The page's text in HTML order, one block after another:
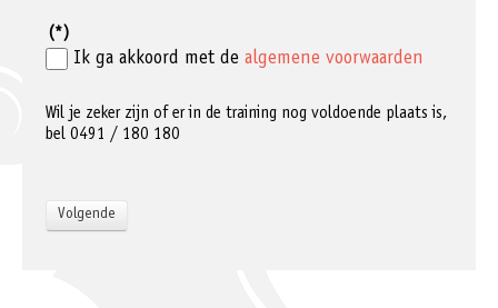
(*)
Ik ga akkoord met de algemene voorwaarden
Wil je zeker zijn of er in de training nog voldoende plaats is,
bel 0491 / 180 180